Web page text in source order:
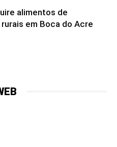
alimentos de
em Boca do Acre